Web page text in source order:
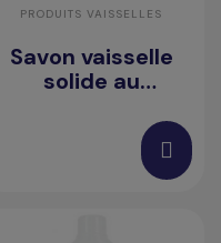
PRODUITS VAISSELLES
Savon vaisselle
solide au
soude 150g